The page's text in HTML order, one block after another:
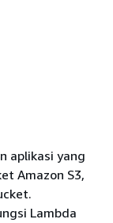
aplikasi yang
Amazon S3,
Lambda